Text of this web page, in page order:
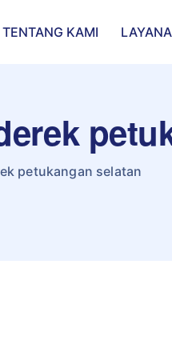
TENTANG KAMI
petukangan selatan